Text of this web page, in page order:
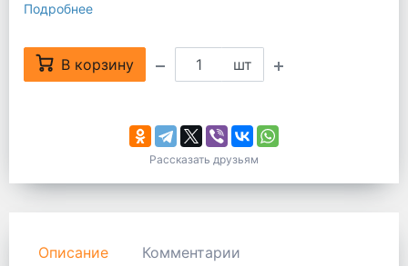
Подробнее
В корзину шт
Рассказать друзьям
Описание Комментарии